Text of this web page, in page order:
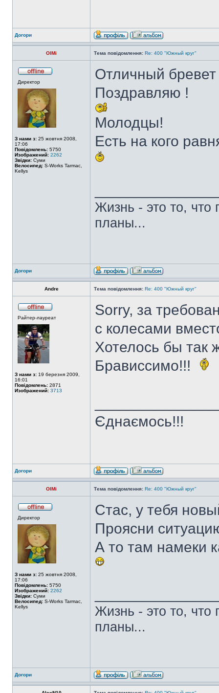
Догори
OlMi Тема повідомлення: Re: 400 "Южный круг"
Директор
З нами з: 25 жовтня 2008,
17:06
Повідомлень: 5750
Изображений: 2262
Звідки: Суми
Велосипед: S-Works Tarmac,
Kellys
Отличный бревет
Поздравляю !
Молодцы!
Есть на кого
Жизнь - это то,
планы...
Догори
Andre Тема повідомлення: Re: 400 "Южный круг"
Райтер-лауреат
З нами з: 19 березня 2009,
16:01
Повідомлень: 2871
Изображений: 3713
Sorry, за
с колесами
Хотелось бы так
Брависсимо!!!
Єднаємось!!!
Догори
OlMi Тема повідомлення: Re: 400 "Южный круг"
Директор
З нами з: 25 жовтня 2008,
17:06
Повідомлень: 5750
Изображений: 2262
Звідки: Суми
Велосипед: S-Works Tarmac,
Kellys
Стас, у тебя
Проясни
А то там намеки
Жизнь - это то,
планы...
Догори